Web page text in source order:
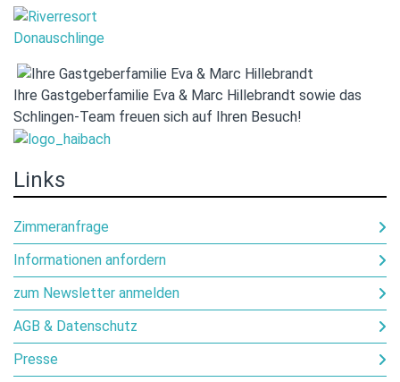
Ihre Gastgeberfamilie Eva & Marc Hillebrandt sowie das
Schlingen-Team freuen sich auf Ihren Besuch!
Links
Zimmeranfrage
Informationen anfordern
zum Newsletter anmelden
AGB & Datenschutz
Presse